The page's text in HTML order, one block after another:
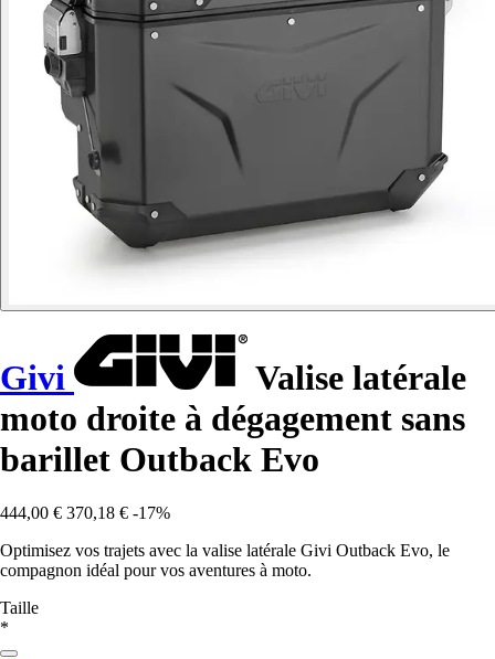
Givi
Valise latérale
moto droite à dégagement sans
barillet Outback Evo
444,00 € 370,18 € -17%
Optimisez vos trajets avec la valise latérale Givi Outback Evo, le
compagnon idéal pour vos aventures à moto.
Taille
*